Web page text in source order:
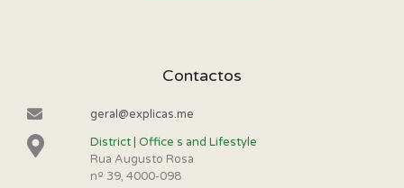
Contactos
geral@explicas.me
District | Office s and Lifestyle
Rua Augusto Rosa
nº 39, 4000-098